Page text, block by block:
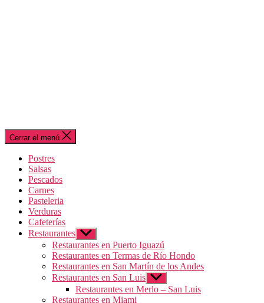
Cerrar el menú
Postres
Salsas
Pescados
Carnes
Pasteleria
Verduras
Cafeterías
Restaurantes Mostrar
el
submenú
Restaurantes en Puerto Iguazú
Restaurantes en Termas de Río Hondo
Restaurantes en San Martín de los Andes
Restaurantes en San Luis Mostrar
el
submenú
Restaurantes en Merlo – San Luis
Restaurantes en Miami